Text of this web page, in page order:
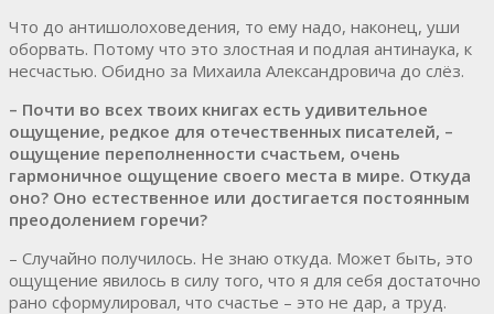
Что до антишолоховедения, то ему надо, наконец, уши
оборвать. Потому что это злостная и подлая антинаука, к
несчастью. Обидно за Михаила Александровича до слёз.
– Почти во всех твоих книгах есть удивительное
ощущение, редкое для оте­чественных писателей, –
ощущение переполненности счастьем, очень
гармоничное ощущение своего места в мире. Откуда
оно? Оно естественное или достигается постоянным
преодолением горечи?
– Случайно получилось. Не знаю откуда. Может быть, это
ощущение явилось в силу того, что я для себя достаточно
рано сформулировал, что счастье – это не дар, а труд.